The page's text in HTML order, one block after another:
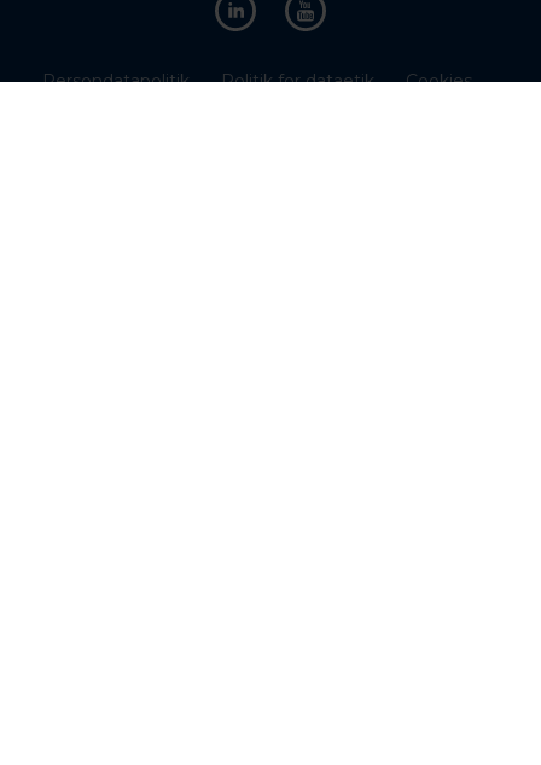
Persondatapolitik Politik for dataetik
Cookies